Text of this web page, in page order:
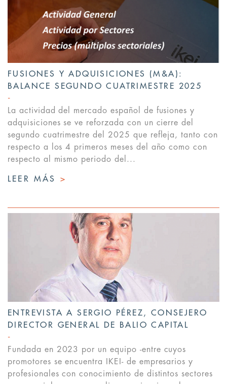
FUSIONES Y ADQUISICIONES (M&A):
BALANCE SEGUNDO CUATRIMESTRE 2025
La actividad del mercado español de fusiones y
adquisiciones se ve reforzada con un cierre del
segundo cuatrimestre del 2025 que refleja, tanto con
respecto a los 4 primeros meses del año como con
respecto al mismo periodo del...
LEER MÁS >
ENTREVISTA A SERGIO PÉREZ, CONSEJERO
DIRECTOR GENERAL DE BALIO CAPITAL
Fundada en 2023 por un equipo -entre cuyos
promotores se encuentra IKEI- de empresarios y
profesionales con conocimiento de distintos sectores